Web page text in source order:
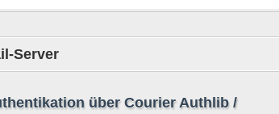
Server
über Courier Authlib /